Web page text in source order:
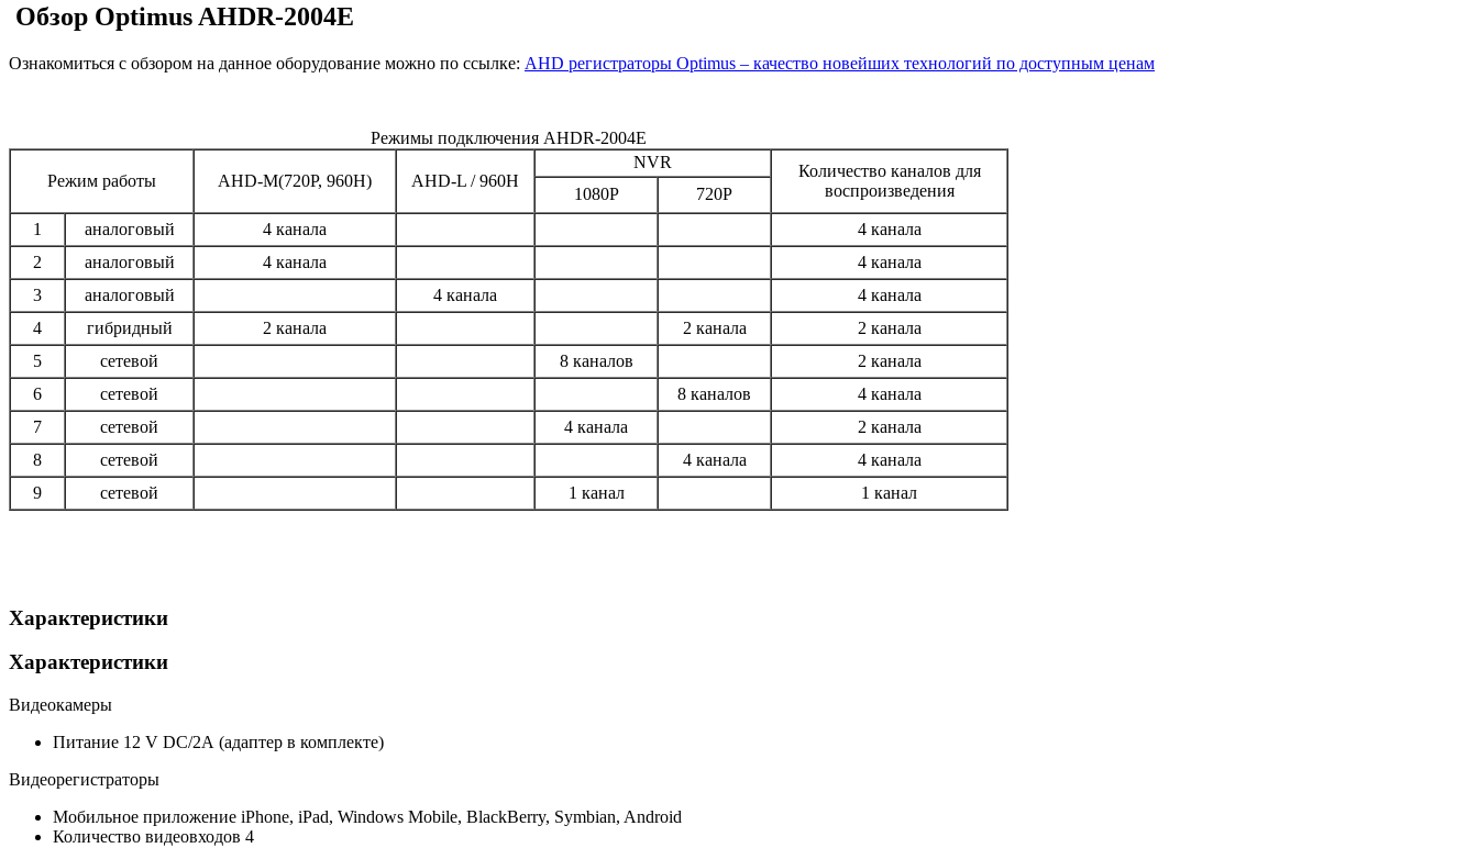
Обзор Optimus AHDR-2004E
Ознакомиться с обзором на данное оборудование можно по ссылке: AHD регистраторы Optimus – качество новейших технологий по доступным ценам
Режимы подключения AHDR-2004E
Режим работы AHD-M(720P, 960H) AHD-L / 960H
NVR
Количество каналов для
воспроизведения
1080P
720P
1
аналоговый 4 канала
4 канала
2
аналоговый 4 канала
4 канала
3
аналоговый 4 канала
4 канала
4
гибридный 2 канала 2 канала
2 канала
5
сетевой 8 каналов
2 канала
6
сетевой 8 каналов
4 канала
7
сетевой 4 канала
2 канала
8
сетевой 4 канала
4 канала
9
сетевой 1 канал 1 канал
Характеристики
Характеристики
Видеокамеры
Питание 12 V DC/2А (адаптер в комплекте)
Видеорегистраторы
Мобильное приложение iPhone, iPad, Windows Mobile, BlackBerry, Symbian, Android
Количество видеовходов 4